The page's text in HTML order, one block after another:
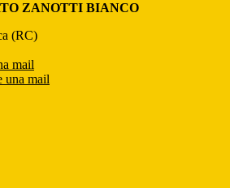
ZANOTTI BIANCO
(RC)
mail
una mail